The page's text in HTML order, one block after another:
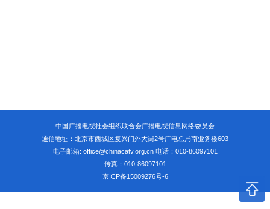
中国广播电视社会组织联合会广播电视信息网络委员会
通信地址：北京市西城区复兴门外大街2号广电总局南业务楼603
电子邮箱: office@chinacatv.org.cn 电话：010-86097101
传真：010-86097101
京ICP备15009276号-6